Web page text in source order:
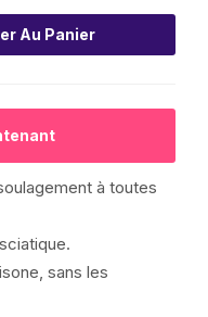
Au Panier
à toutes
sans les